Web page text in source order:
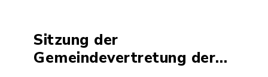
Sitzung der
Gemeindevertretung der